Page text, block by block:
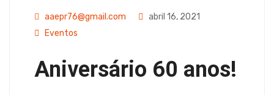
aaepr76@gmail.com
abril 16, 2021
Eventos
Aniversário 60 anos!